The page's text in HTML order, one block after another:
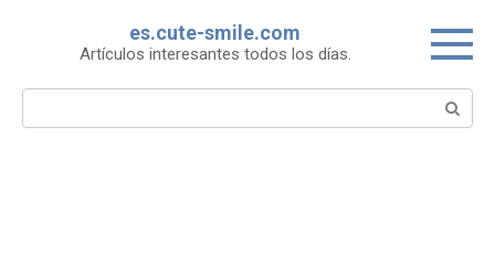
es.cute-smile.com
Artículos interesantes todos los días.
Search: